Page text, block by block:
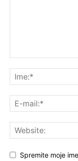
Spremite moje